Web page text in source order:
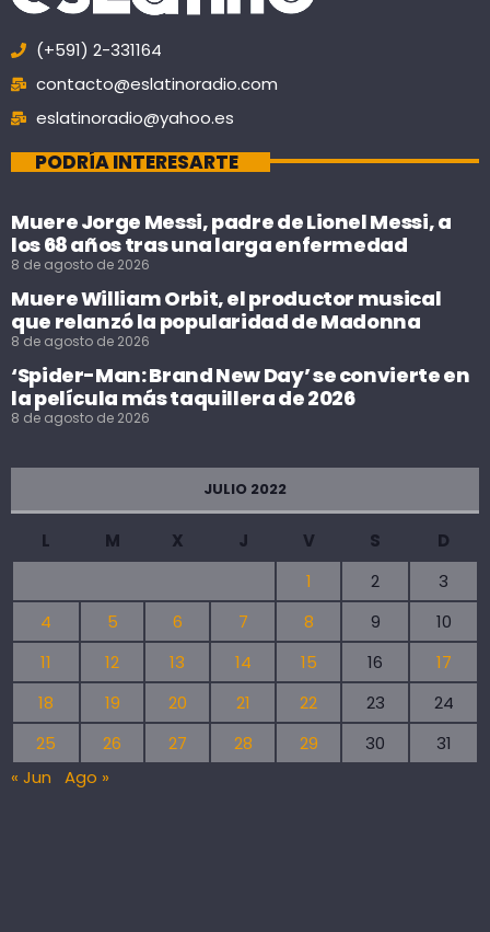
(+591) 2-331164
contacto@eslatinoradio.com
eslatinoradio@yahoo.es
PODRÍA INTERESARTE
Muere Jorge Messi, padre de Lionel Messi, a
los 68 años tras una larga enfermedad
8 de agosto de 2026
Muere William Orbit, el productor musical
que relanzó la popularidad de Madonna
8 de agosto de 2026
‘Spider-Man: Brand New Day’ se convierte en
la película más taquillera de 2026
8 de agosto de 2026
JULIO 2022
L M X J V S
D
1
2
3
4
5 6 7 8 9
10
11
12 13 14 15 16
17
18
19 20 21 22 23
24
25
26 27 28 29 30
31
« Jun
Ago »